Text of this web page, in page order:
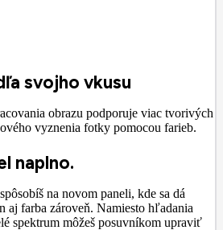
svojho vkusu
obrazu podporuje viac tvorivých
vyznenia fotky pomocou farieb.
naplno.
na novom paneli, kde sa dá
aj farba zároveň. Namiesto hľadania
spektrum môžeš posuvníkom upraviť